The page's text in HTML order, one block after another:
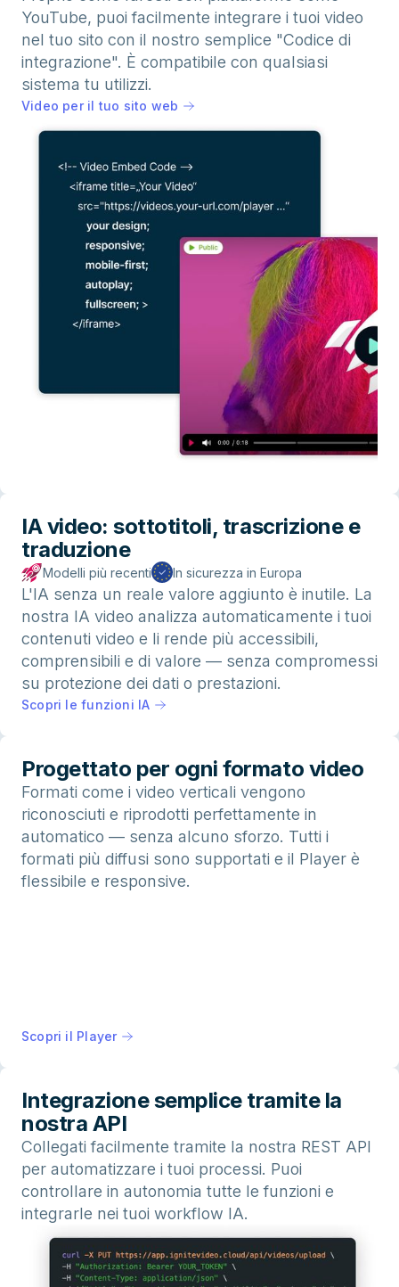
YouTube, puoi facilmente integrare i tuoi video
nel tuo sito con il nostro semplice "Codice di
integrazione". È compatibile con qualsiasi
sistema tu utilizzi.
Video per il tuo sito web
IA video: sottotitoli, trascrizione e
traduzione
Modelli più recenti In sicurezza in Europa
L'IA senza un reale valore aggiunto è inutile. La
nostra IA video analizza automaticamente i tuoi
contenuti video e li rende più accessibili,
comprensibili e di valore — senza compromessi
su protezione dei dati o prestazioni.
Scopri le funzioni IA
Progettato per ogni formato video
Formati come i video verticali vengono
riconosciuti e riprodotti perfettamente in
automatico — senza alcuno sforzo. Tutti i
formati più diffusi sono supportati e il Player è
flessibile e responsive.
Scopri il Player
Integrazione semplice tramite la
nostra API
Collegati facilmente tramite la nostra REST API
per automatizzare i tuoi processi. Puoi
controllare in autonomia tutte le funzioni e
integrarle nei tuoi workflow IA.